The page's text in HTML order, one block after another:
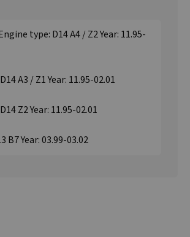
type: D14 A4 / Z2 Year: 11.95-
A3 / Z1 Year: 11.95-02.01
Z2 Year: 11.95-02.01
B7 Year: 03.99-03.02